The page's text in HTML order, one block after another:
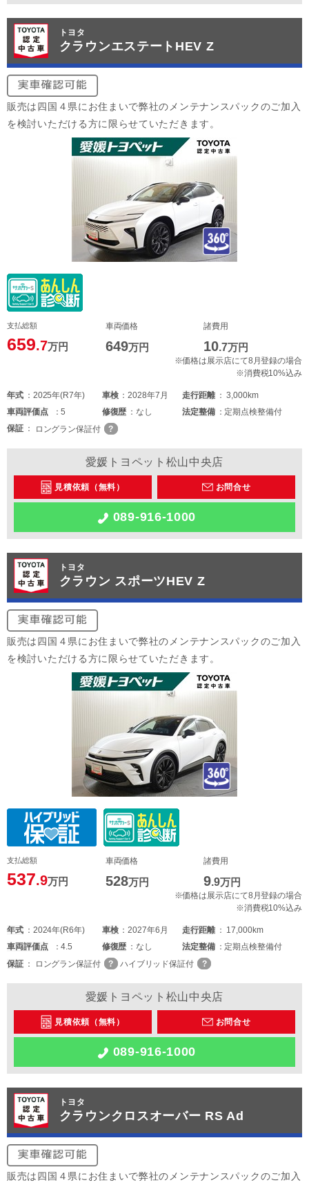
トヨタ
クラウンエステートHEV Z
販売は四国４県にお住まいで弊社のメンテナンスパックのご加入
を検討いただける方に限らせていただきます。
支払総額
659.7万円
車両価格
649万円
諸費用
10.7万円
※価格は展示店にて8月登録の場合
※消費税10%込み
年式 2025年(R7年) 車検 2028年7月 走行距離
3,000km
車両評価点 5 修復歴 なし 法定整備
定期点検整備付
保証
ロングラン保証付
愛媛トヨペット松山中央店
見積依頼（無料） お問合せ
089-916-1000
トヨタ
クラウン スポーツHEV Z
販売は四国４県にお住まいで弊社のメンテナンスパックのご加入
を検討いただける方に限らせていただきます。
支払総額
537.9万円
車両価格
528万円
諸費用
9.9万円
※価格は展示店にて8月登録の場合
※消費税10%込み
年式 2024年(R6年) 車検 2027年6月 走行距離
17,000km
車両評価点 4.5 修復歴 なし 法定整備
定期点検整備付
保証
ロングラン保証付 ハイブリッド保証付
愛媛トヨペット松山中央店
見積依頼（無料） お問合せ
089-916-1000
トヨタ
クラウンクロスオーバー RS Ad
販売は四国４県にお住まいで弊社のメンテナンスパックのご加入